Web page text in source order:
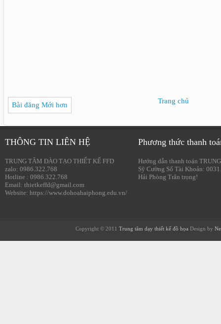
Bài đăng Mới hơn Trang chủ
THÔNG TIN LIÊN HỆ
TRUNG TÂM ĐÀO TẠO THIẾT KẾ FFD
zalo: 0986.322.768
Hotline : 0986.322.768
Email: thietkeffd@gmail.com
Website: https://www.dohoahaiphong.edu.vn/
Phương thức thanh
Hướng dẫn thanh toán
Sỹ Cường Số Tài Khoản:
Hải Phòng Trân trọng!
Copyright © 2011 Trung tâm dạy thiết kế đồ họa Design by